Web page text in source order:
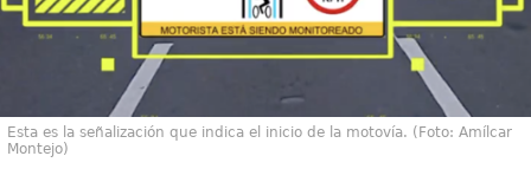
Esta es la señalización que indica el inicio de la motovía. (Foto: Amílcar
Montejo)